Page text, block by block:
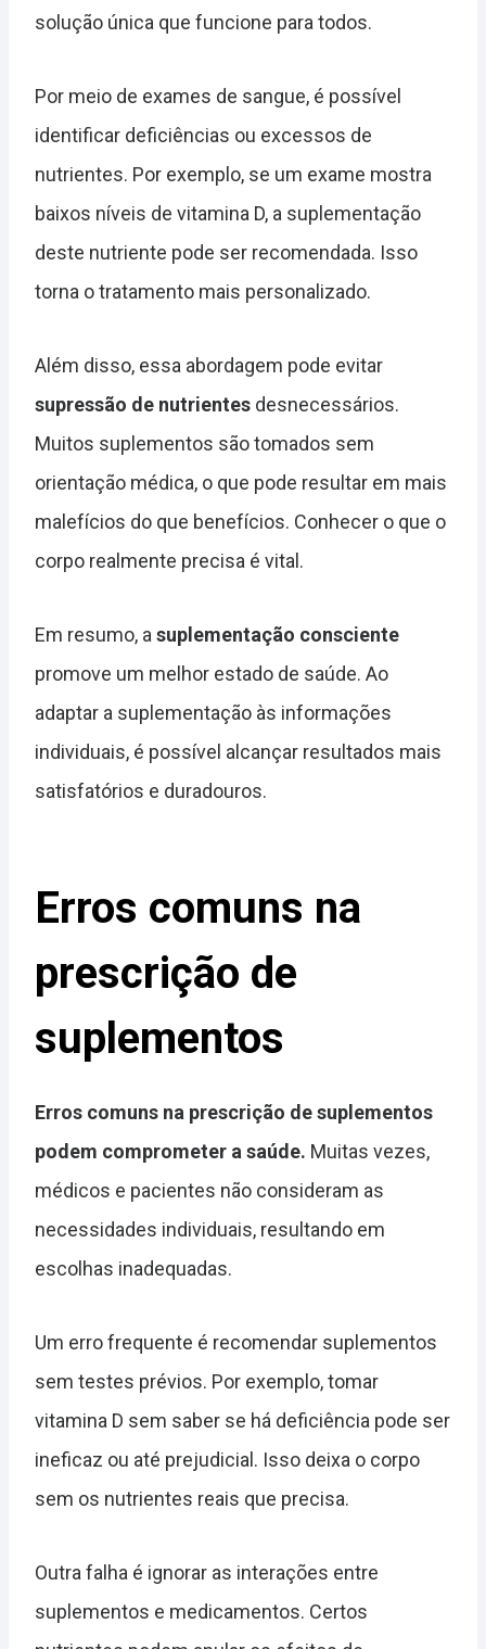
solução única que funcione para todos.
Por meio de exames de sangue, é possível
identificar deficiências ou excessos de
nutrientes. Por exemplo, se um exame mostra
baixos níveis de vitamina D, a suplementação
deste nutriente pode ser recomendada. Isso
torna o tratamento mais personalizado.
Além disso, essa abordagem pode evitar
supressão de nutrientes desnecessários.
Muitos suplementos são tomados sem
orientação médica, o que pode resultar em mais
malefícios do que benefícios. Conhecer o que o
corpo realmente precisa é vital.
Em resumo, a suplementação consciente
promove um melhor estado de saúde. Ao
adaptar a suplementação às informações
individuais, é possível alcançar resultados mais
satisfatórios e duradouros.
Erros comuns na
prescrição de
suplementos
Erros comuns na prescrição de suplementos
podem comprometer a saúde. Muitas vezes,
médicos e pacientes não consideram as
necessidades individuais, resultando em
escolhas inadequadas.
Um erro frequente é recomendar suplementos
sem testes prévios. Por exemplo, tomar
vitamina D sem saber se há deficiência pode ser
ineficaz ou até prejudicial. Isso deixa o corpo
sem os nutrientes reais que precisa.
Outra falha é ignorar as interações entre
suplementos e medicamentos. Certos